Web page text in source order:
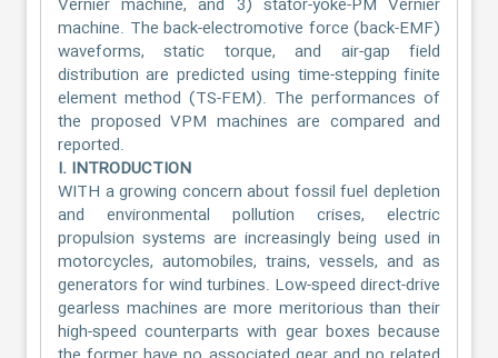
Vernier machine, and 3) stator-yoke-PM Vernier
machine. The back-electromotive force (back-EMF)
waveforms, static torque, and air-gap field
distribution are predicted using time-stepping finite
element method (TS-FEM). The performances of
the proposed VPM machines are compared and
reported.
I. INTRODUCTION
WITH a growing concern about fossil fuel depletion
and environmental pollution crises, electric
propulsion systems are increasingly being used in
motorcycles, automobiles, trains, vessels, and as
generators for wind turbines. Low-speed direct-drive
gearless machines are more meritorious than their
high-speed counterparts with gear boxes because